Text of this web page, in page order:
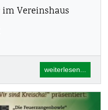
im Vereinshaus
weiterlesen...